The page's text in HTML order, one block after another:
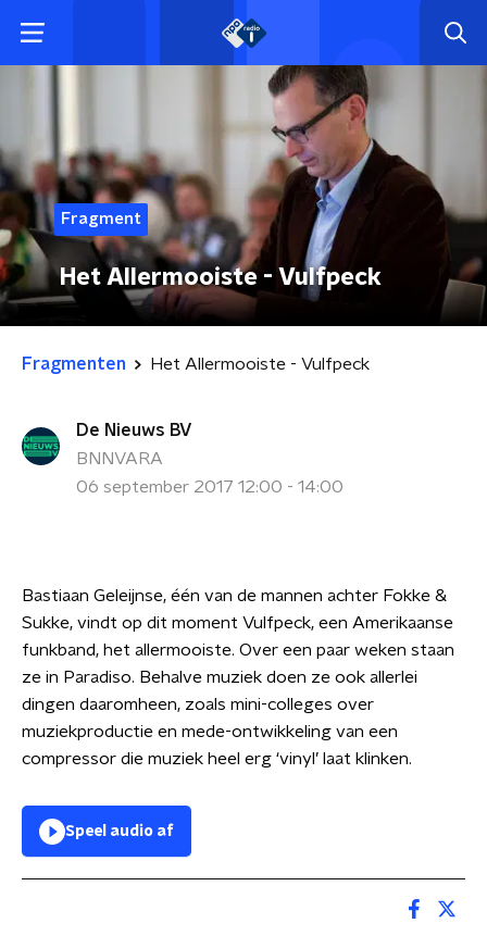
Fragment
Het Allermooiste - Vulfpeck
Fragmenten Het Allermooiste - Vulfpeck
De Nieuws BV
BNNVARA
06 september 2017 12:00 - 14:00
Bastiaan Geleijnse, één van de mannen achter Fokke &
Sukke, vindt op dit moment Vulfpeck, een Amerikaanse
funkband, het allermooiste. Over een paar weken staan
ze in Paradiso. Behalve muziek doen ze ook allerlei
dingen daaromheen, zoals mini-colleges over
muziekproductie en mede-ontwikkeling van een
compressor die muziek heel erg ‘vinyl’ laat klinken.
Speel audio af